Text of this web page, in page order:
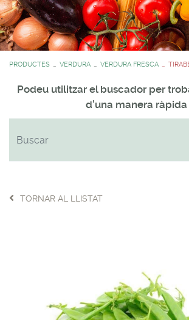
PRODUCTES VERDURA VERDURA FRESCA
Podeu utilitzar el buscador per
d'una manera ràpida
TORNAR AL LLISTAT